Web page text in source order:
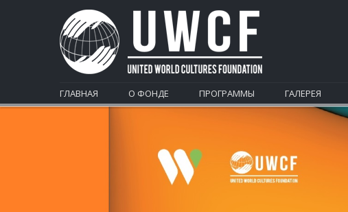
ГЛАВНАЯ О ФОНДЕ ПРОГРАММЫ ГАЛЕРЕЯ